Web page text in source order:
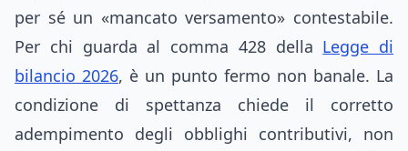
per sé un «mancato versamento» contestabile.
Per chi guarda al comma 428 della Legge di
bilancio 2026, è un punto fermo non banale. La
condizione di spettanza chiede il corretto
adempimento degli obblighi contributivi, non